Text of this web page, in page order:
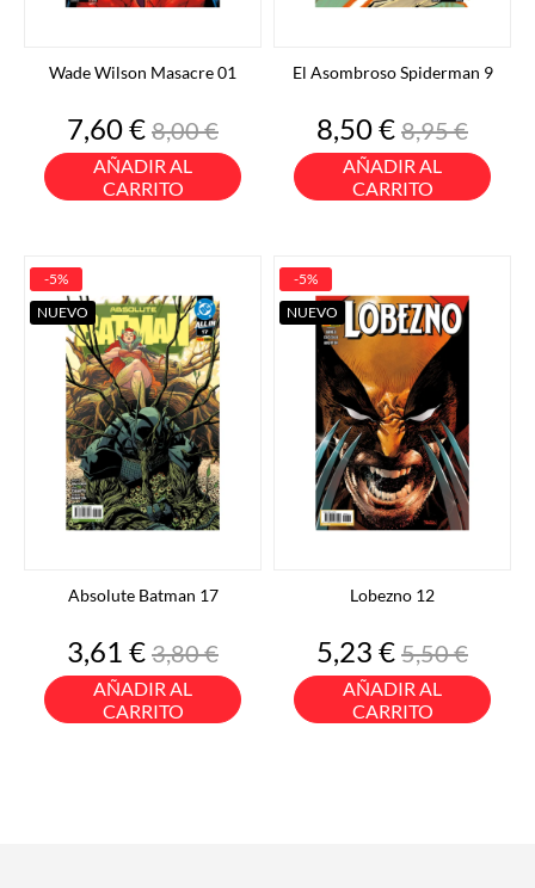
Wade Wilson Masacre 01
Precio
7,60 €Precio
base
8,00 €
AÑADIR AL
CARRITO
El Asombroso Spiderman 9
Precio
8,50 €Precio
base
8,95 €
AÑADIR AL
CARRITO
Absolute Batman 17
Precio
3,61 €Precio
base
3,80 €
AÑADIR AL
CARRITO
-5%
NUEVO
Lobezno 12
Precio
5,23 €Precio
base
5,50 €
AÑADIR AL
CARRITO
-5%
NUEVO